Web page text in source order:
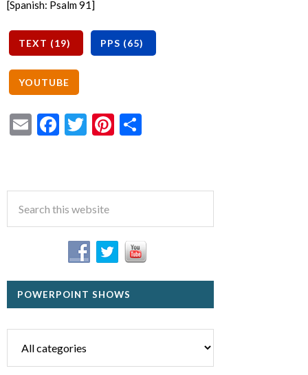
[Spanish: Psalm 91]
EmailFacebook
TwitterPinterest
POWERPOINT SHOWS